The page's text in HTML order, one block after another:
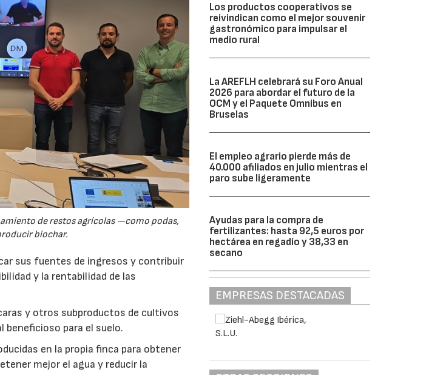
de restos agrícolas —como podas,
biochar.
sus fuentes de ingresos y contribuir
y la rentabilidad de las
y otros subproductos de cultivos
para el suelo.
en la propia finca para obtener
mejor el agua y reducir la
Los productos cooperativos se
reivindican como el mejor souvenir
gastronómico para impulsar el
medio rural
La AREFLH celebrará su Foro Anual
2026 para abordar el futuro de la
OCM y el Paquete Omnibus en
Bruselas
El empleo agrario pierde más de
40.000 afiliados en julio mientras el
paro sube ligeramente
Ayudas para la compra de
fertilizantes: hasta 92,5 euros por
hectárea en regadío y 38,33 en
secano
EMPRESAS DESTACADAS